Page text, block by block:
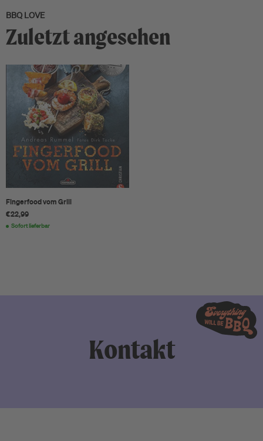
BBQ LOVE
Zuletzt angesehen
Fingerfood vom Grill
€22,99
Sofort lieferbar
Kontakt